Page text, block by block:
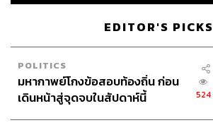
EDITOR'S PICKS
POLITICS
มหากาพย์โกงข้อสอบท้องถิ่น ก่อน
เดินหน้าสู่จุดจบในสัปดาห์นี้
524